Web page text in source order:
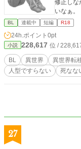
修正しな
いなぁ。
BL 連載中 短編 R18
24h.ポイント 0pt
小説 228,617 位 /
BL 異世界 異世界転
人型ですらない
死なな
27